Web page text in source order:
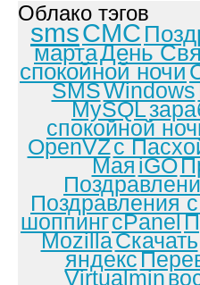
Облако тэгов
smsСМС
мартаДень
спокойной ночи
SMSWindows
MySQL
спокойной
OpenVZс
МаяiGO
Поздравления
шоппингcPanel
MozillaСкачать
яндекс
Virtualmin